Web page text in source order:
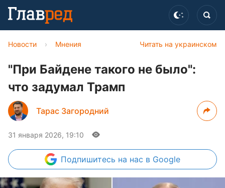
Читать на украинском
Новости › Мнения
"При Байдене такого не было":
что задумал Трамп
Тарас Загородний
31 января 2026, 19:10
Подпишитесь на нас в Google